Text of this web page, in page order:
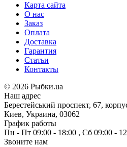
Карта сайта
О нас
Заказ
Оплата
Доставка
Гарантия
Статьи
Контакты
© 2026 Рыбки.ua
Наш адрес
Берестейський проспект, 67,
Киев, Украина, 03062
График работы
Пн - Пт 09:00 - 18:00 , Сб 09:00 -
Звоните нам